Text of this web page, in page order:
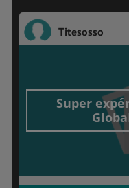
Titesosso
Super